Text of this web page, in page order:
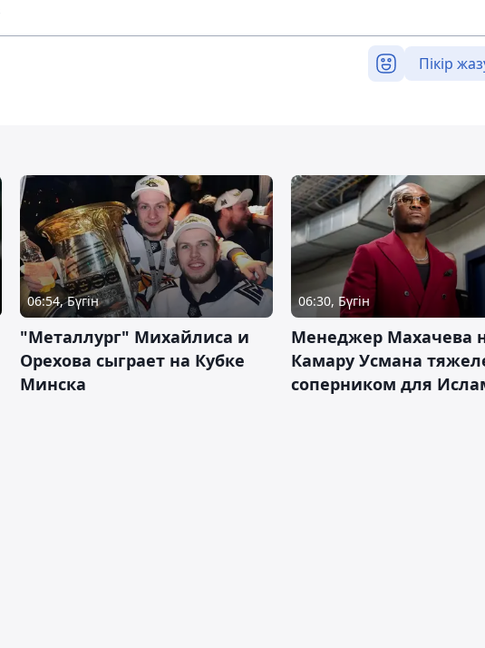
Пікір
06:54, Бүгін
"Металлург" Михайлиса и
Орехова сыграет на Кубке
Минска
06:30, Бүгін
Менеджер Махачева
Камару Усмана
соперником для